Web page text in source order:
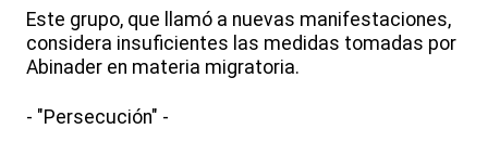
Este grupo, que llamó a nuevas manifestaciones,
considera insuficientes las medidas tomadas por
Abinader en materia migratoria.
- "Persecución" -